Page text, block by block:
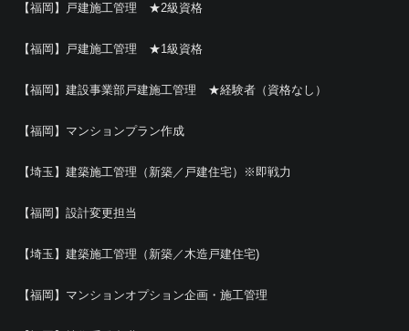
【福岡】戸建施工管理 ★2級資格
【福岡】戸建施工管理 ★1級資格
【福岡】建設事業部戸建施工管理 ★経験者（資格なし）
【福岡】マンションプラン作成
【埼玉】建築施工管理（新築／戸建住宅）※即戦力
【福岡】設計変更担当
【埼玉】建築施工管理（新築／木造戸建住宅)
【福岡】マンションオプション企画・施工管理